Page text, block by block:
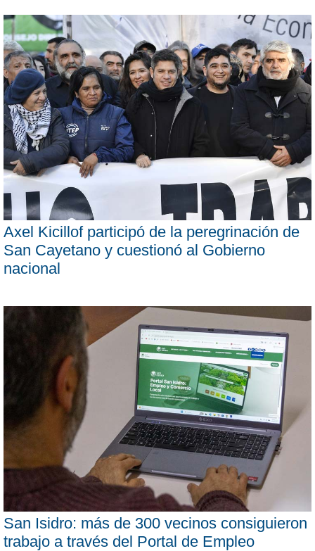
Axel Kicillof participó de la peregrinación de
San Cayetano y cuestionó al Gobierno
nacional
San Isidro: más de 300 vecinos consiguieron
trabajo a través del Portal de Empleo